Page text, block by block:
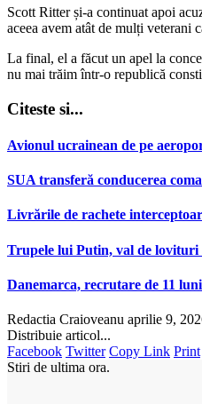
Scott Ritter și-a continuat apoi
aceea avem atât de mulți veterani
La final, el a făcut un apel la
nu mai trăim într-o republică
Citeste si...
Avionul ucrainean de pe
SUA transferă conducerea
Livrările de rachete
Trupele lui Putin, val de lovituri
Danemarca, recrutare de 11
Redactia Craioveanu aprilie 9,
Distribuie articol...
Facebook Twitter Copy Link Print
Stiri de ultima ora.